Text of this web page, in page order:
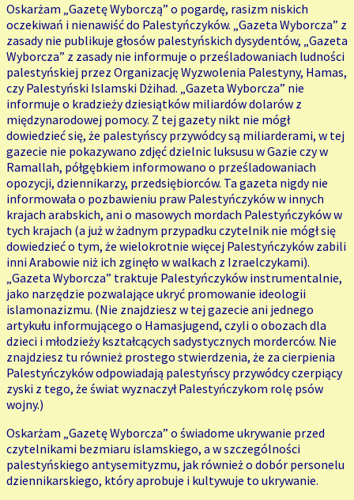
Oskarżam „Gazetę Wyborczą” o pogardę, rasizm niskich
oczekiwań i nienawiść do Palestyńczyków. „Gazeta Wyborcza” z
zasady nie publikuje głosów palestyńskich dysydentów, „Gazeta
Wyborcza” z zasady nie informuje o prześladowaniach ludności
palestyńskiej przez Organizację Wyzwolenia Palestyny, Hamas,
czy Palestyński Islamski Dżihad. „Gazeta Wyborcza” nie
informuje o kradzieży dziesiątków miliardów dolarów z
międzynarodowej pomocy. Z tej gazety nikt nie mógł
dowiedzieć się, że palestyńscy przywódcy są miliarderami, w tej
gazecie nie pokazywano zdjęć dzielnic luksusu w Gazie czy w
Ramallah, półgębkiem informowano o prześladowaniach
opozycji, dziennikarzy, przedsiębiorców. Ta gazeta nigdy nie
informowała o pozbawieniu praw Palestyńczyków w innych
krajach arabskich, ani o masowych mordach Palestyńczyków w
tych krajach (a już w żadnym przypadku czytelnik nie mógł się
dowiedzieć o tym, że wielokrotnie więcej Palestyńczyków zabili
inni Arabowie niż ich zginęło w walkach z Izraelczykami).
„Gazeta Wyborcza” traktuje Palestyńczyków instrumentalnie,
jako narzędzie pozwalające ukryć promowanie ideologii
islamonazizmu. (Nie znajdziesz w tej gazecie ani jednego
artykułu informującego o Hamasjugend, czyli o obozach dla
dzieci i młodzieży kształcących sadystycznych morderców. Nie
znajdziesz tu również prostego stwierdzenia, że za cierpienia
Palestyńczyków odpowiadają palestyńscy przywódcy czerpiący
zyski z tego, że świat wyznaczył Palestyńczykom rolę psów
wojny.)
Oskarżam „Gazetę Wyborcza” o świadome ukrywanie przed
czytelnikami bezmiaru islamskiego, a w szczególności
palestyńskiego antysemityzmu, jak również o dobór personelu
dziennikarskiego, który aprobuje i kultywuje to ukrywanie.